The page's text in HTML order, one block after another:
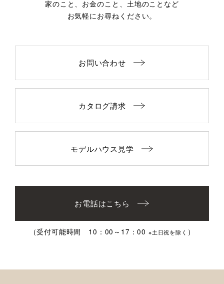
家のこと、お金のこと、土地のことなど
お気軽にお尋ねください。
お問い合わせ
カタログ請求
モデルハウス見学
お電話はこちら
（受付可能時間 10：00～17：00 ※土日祝を除く ）